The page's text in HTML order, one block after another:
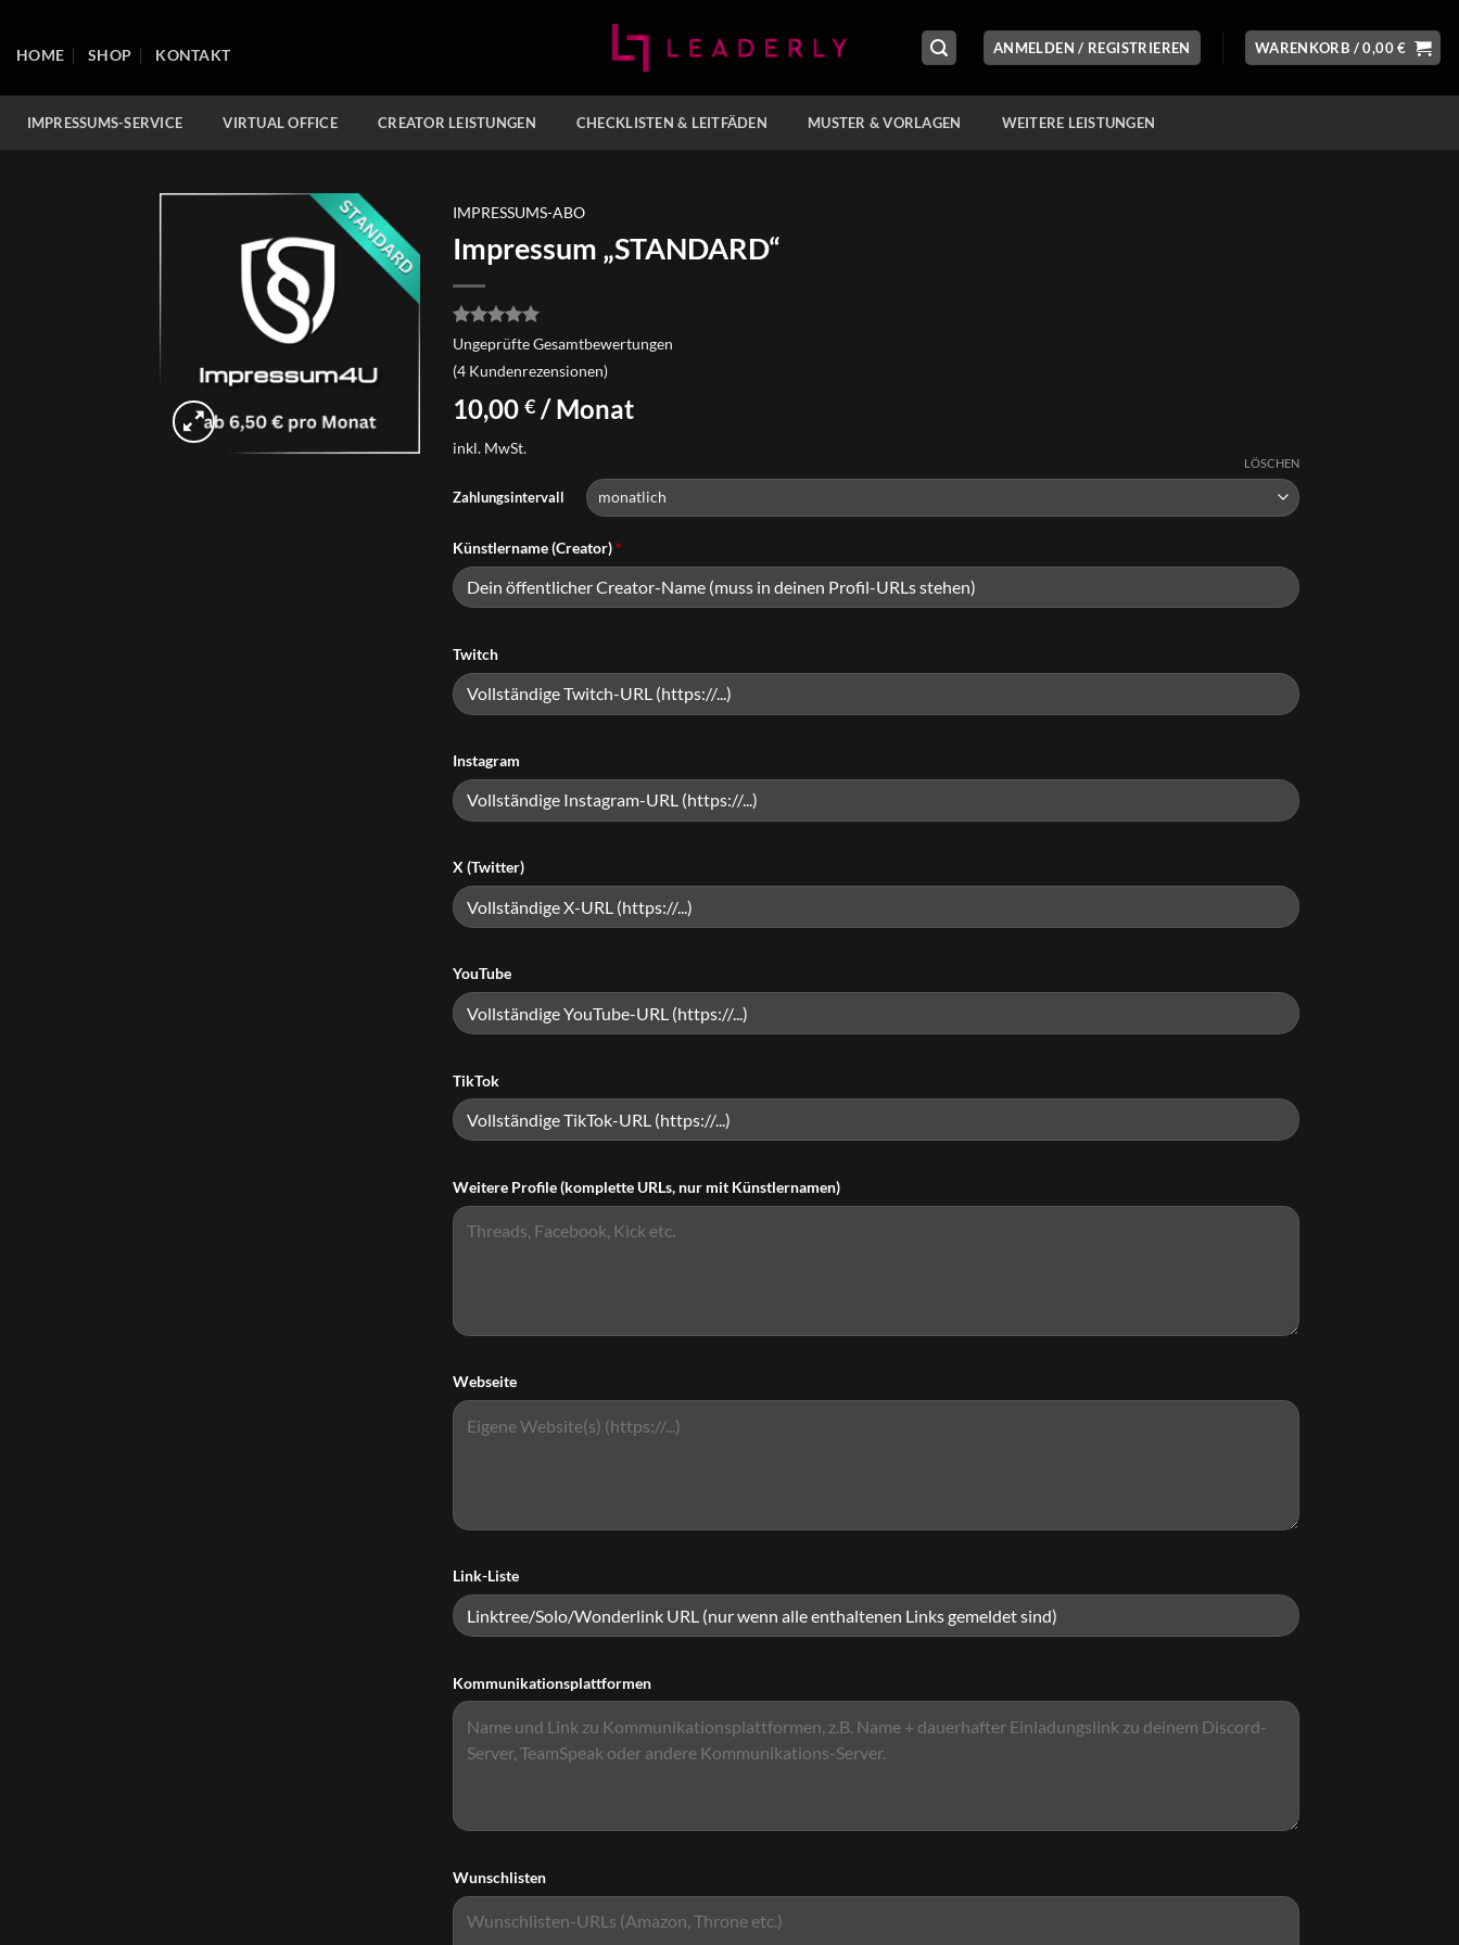
springen
HOME SHOP KONTAKT ANMELDEN / REGISTRIEREN WARENKORB /0,00€
IMPRESSUMS-SERVICE VIRTUAL OFFICE CREATOR LEISTUNGEN CHECKLISTEN & LEITFÄDEN MUSTER & VORLAGEN WEITERE LEISTUNGEN
IMPRESSUMS-ABO
Impressum „STANDARD“
Bewertet
mit 5
5, basierend
4
Kundenbewertungen
Ungeprüfte Gesamtbewertungen
(4 Kundenrezensionen)
10,00 € / Monat
inkl. MwSt.
Zahlungsintervall
LÖSCHEN
Künstlername (Creator)*
Twitch
Instagram
X (Twitter)
YouTube
TikTok
Weitere Profile (komplette URLs, nur mit Künstlernamen)
Webseite
Link-Liste
Kommunikationsplattformen
Wunschlisten